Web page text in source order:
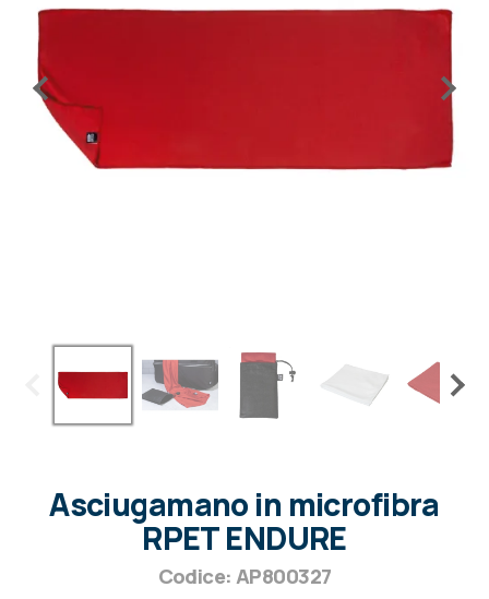
Asciugamano in microfibra
RPET ENDURE
Codice: AP800327